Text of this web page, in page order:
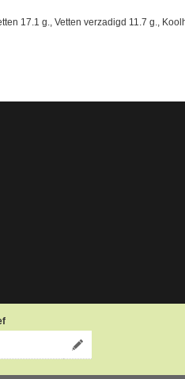
17.1 g., Vetten verzadigd 11.7 g.,